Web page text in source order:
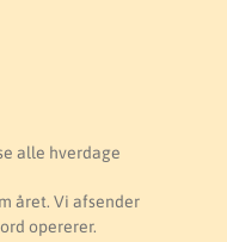
alle hverdage
året. Vi afsender
opererer.